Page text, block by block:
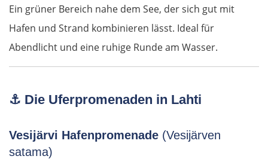
Ein grüner Bereich nahe dem See, der sich gut mit
Hafen und Strand kombinieren lässt. Ideal für
Abendlicht und eine ruhige Runde am Wasser.
⚓ Die Uferpromenaden in Lahti
Vesijärvi Hafenpromenade (Vesijärven
satama)
Barcelona
Reus
Valencia